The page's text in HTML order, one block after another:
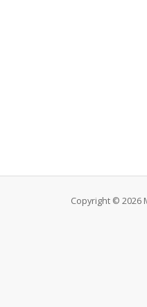
Copyright © 2026